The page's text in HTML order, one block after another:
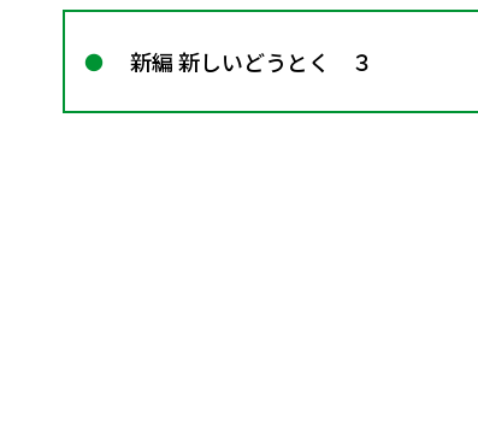
新編 新しいどうとく ３